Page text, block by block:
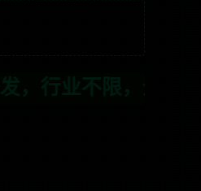
全栈技术开发，定